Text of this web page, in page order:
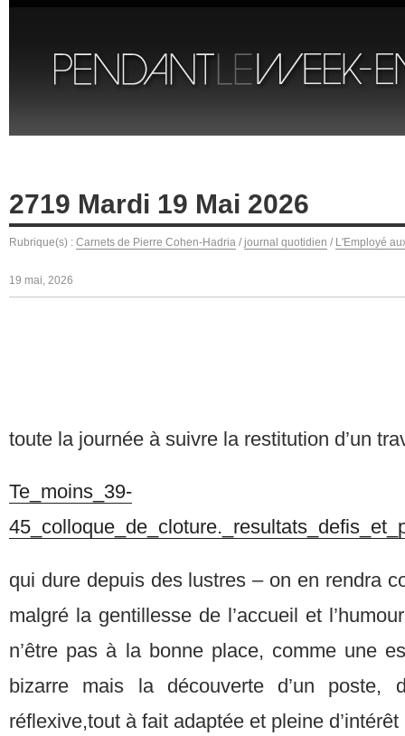
2719 Mardi 19 Mai 2026
Rubrique(s) : Carnets de Pierre Cohen-Hadria / journal quotidien / L'Employé
19 mai, 2026
toute la journée à suivre la restitution d’un
Te_moins_39-
qui dure depuis des lustres – on en rendra
malgré la gentillesse de l’accueil et
n’être pas à la bonne place, comme une
bizarre mais la découverte d’un poste,
réflexive,tout à fait adaptée et pleine d’intérêt